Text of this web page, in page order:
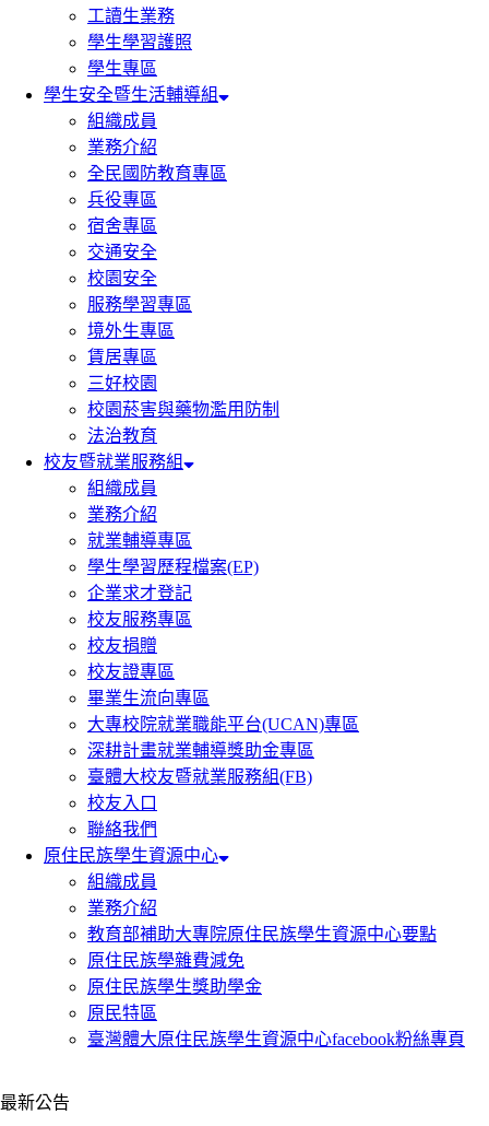
工讀生業務
學生學習護照
學生專區
學生安全暨生活輔導組
組織成員
業務介紹
全民國防教育專區
兵役專區
宿舍專區
交通安全
校園安全
服務學習專區
境外生專區
賃居專區
三好校園
校園菸害與藥物濫用防制
法治教育
校友暨就業服務組
組織成員
業務介紹
就業輔導專區
學生學習歷程檔案(EP)
企業求才登記
校友服務專區
校友捐贈
校友證專區
畢業生流向專區
大專校院就業職能平台(UCAN)專區
深耕計畫就業輔導獎助金專區
臺體大校友暨就業服務組(FB)
校友入口
聯絡我們
原住民族學生資源中心
組織成員
業務介紹
教育部補助大專院原住民族學生資源中心要點
原住民族學雜費減免
原住民族學生獎助學金
原民特區
臺灣體大原住民族學生資源中心facebook粉絲專頁
最新公告